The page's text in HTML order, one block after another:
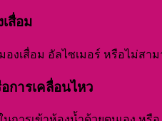
สื่อม
งเสื่อม อัลไซเมอร์ หรือไม่สา
การเคลื่อนไหว